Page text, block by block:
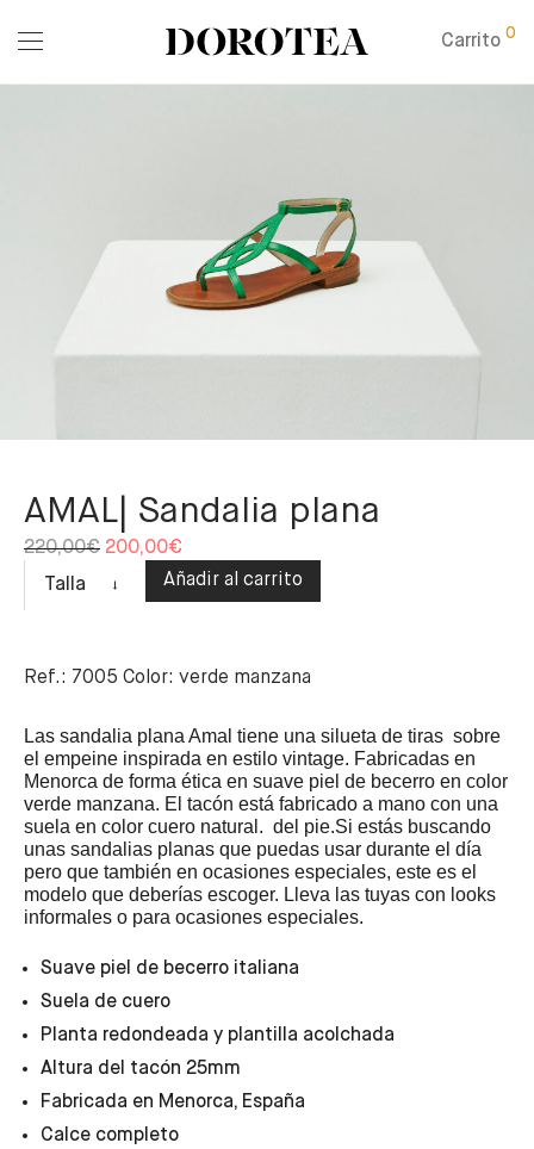
Carrito 0
AMAL| Sandalia plana
220,00€ 200,00€
Talla
Añadir al carrito
Ref.: 7005 Color: verde manzana
Las sandalia plana Amal tiene una silueta de tiras sobre
el empeine inspirada en estilo vintage. Fabricadas en
Menorca de forma ética en suave piel de becerro en color
verde manzana. El tacón está fabricado a mano con una
suela en color cuero natural. del pie.Si estás buscando
unas sandalias planas que puedas usar durante el día
pero que también en ocasiones especiales, este es el
modelo que deberías escoger. Lleva las tuyas con looks
informales o para ocasiones especiales.
Suave piel de becerro italiana
Suela de cuero
Planta redondeada y plantilla acolchada
Altura del tacón 25mm
Fabricada en Menorca, España
Calce completo